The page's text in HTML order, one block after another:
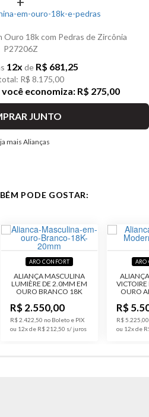
Ouro 18k com Pedras de Zircônia
P27206Z
12x de R$ 681,25
R$ 8.175,00
economiza: R$ 275,00
JUNTO
mais Alianças
PODE GOSTAR:
ARO CONFORT
ALIANÇA MASCULINA
LUMIÈRE DE 2.0MM EM
OURO BRANCO 18K
R$ 2.550,00
R$ 2.422,50 no Boleto e PIX
ou 12x de R$ 212,50
ARO
OURO
R$
R$
ou 12x de